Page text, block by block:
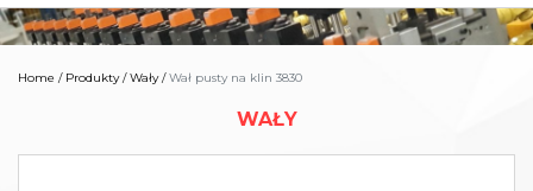
Home / Produkty/Wały/Wał pusty na klin 3830
WAŁY